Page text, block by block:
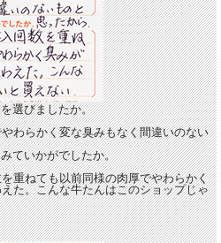
選びましたか。
わらかく変な臭みもなく間違いのない
ていかがでしたか。
重ねても以前同様の肉厚でやわらかく
た。こんな牛たんはこのショップじゃ